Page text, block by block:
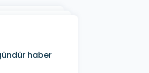
haber